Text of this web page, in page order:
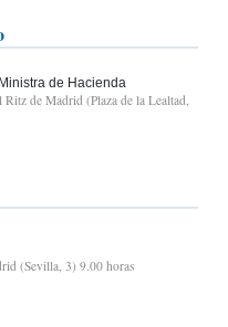
de Hacienda
de Madrid (Plaza de la Lealtad,
(Sevilla, 3) 9.00 horas